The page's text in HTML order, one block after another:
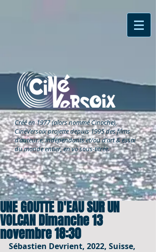
Créé en 1977 (alors nommé Cinoche),
CinéVersoixprojette depuis 1995 des films
d'auteur.e, indépendants et/ou d'art & essai
du monde entier, en vo sous-titrée.
UNE GOUTTE D'EAU SUR UN
VOLCAN Dimanche 13
novembre 18:30
Sébastien Devrient, 2022, Suisse,